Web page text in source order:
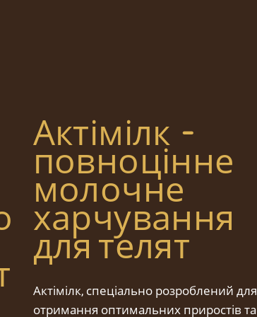
Актімілк –
повноцінне
молочне
харчування
для телят
Актімілк, спеціально розроблений для
отримання оптимальних приростів та